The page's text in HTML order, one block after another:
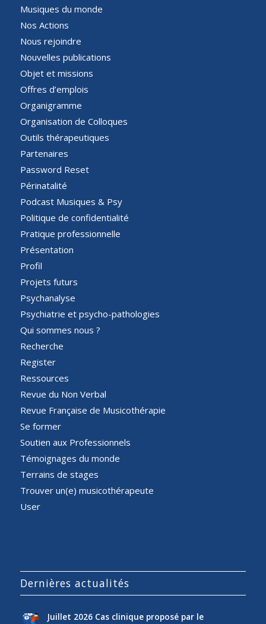
Musiques du monde
Nos Actions
Nous rejoindre
Nouvelles publications
Objet et missions
Offres d’emplois
Organigramme
Organisation de Colloques
Outils thérapeutiques
Partenaires
Password Reset
Périnatalité
Podcast Musiques & Psy
Politique de confidentialité
Pratique professionnelle
Présentation
Profil
Projets futurs
Psychanalyse
Psychiatrie et psycho-pathologies
Qui sommes nous ?
Recherche
Register
Ressources
Revue du Non Verbal
Revue Française de Musicothérapie
Se former
Soutien aux Professionnels
Témoignages du monde
Terrains de stages
Trouver un(e) musicothérapeute
User
Dernières actualités
Juillet 2026 Cas clinique proposé par le